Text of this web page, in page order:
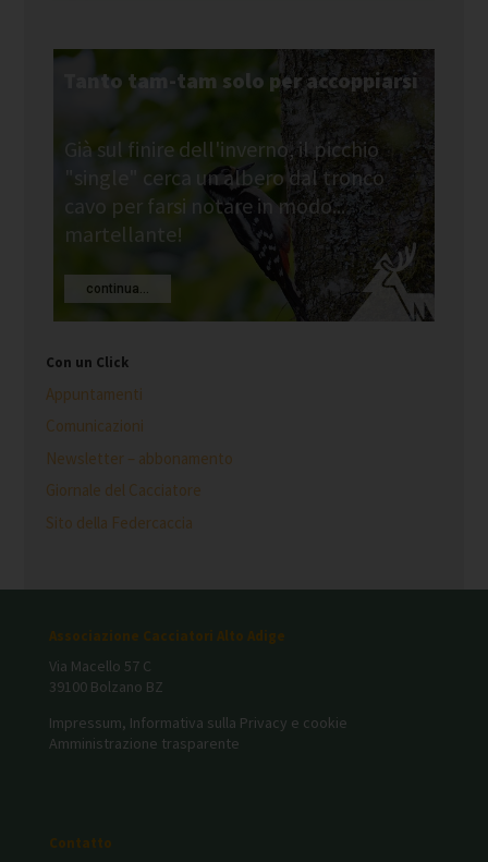
Tanto tam-tam solo per accoppiarsi
Già sul finire dell'inverno, il picchio
"single" cerca un albero dal tronco
cavo per farsi notare in modo...
martellante!
continua...
Con un Click
Appuntamenti
Comunicazioni
Newsletter – abbonamento
Giornale del Cacciatore
Sito della Federcaccia
Associazione Cacciatori Alto Adige
Via Macello 57 C
39100 Bolzano BZ
Impressum, Informativa sulla Privacy e cookie
Amministrazione trasparente
Contatto